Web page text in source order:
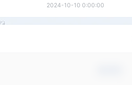
2024-10-10 0:00:00